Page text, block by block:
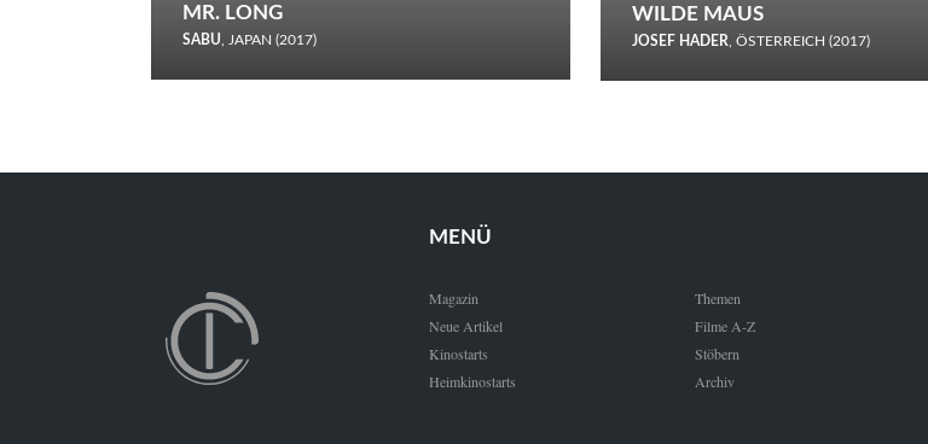
MR. LONG
SABU, JAPAN (2017)
den Wettbewerb.
WILDE MAUS
JOSEF HADER, ÖSTERREICH (2017)
Schnee.
MENÜ
Magazin
Neue Artikel
Kinostarts
Heimkinostarts
Themen
Filme A-Z
Stöbern
Archiv